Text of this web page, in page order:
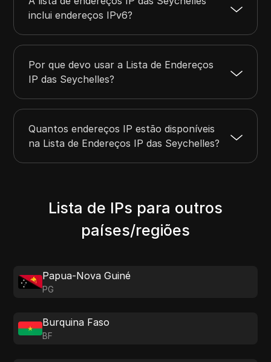
inclui endereços IPv6?
Por que devo usar a Lista de Endereços
IP das Seychelles?
Quantos endereços IP estão disponíveis
na Lista de Endereços IP das Seychelles?
Lista de IPs para outros
países/regiões
Papua-Nova Guiné
PG
Burquina Faso
BF